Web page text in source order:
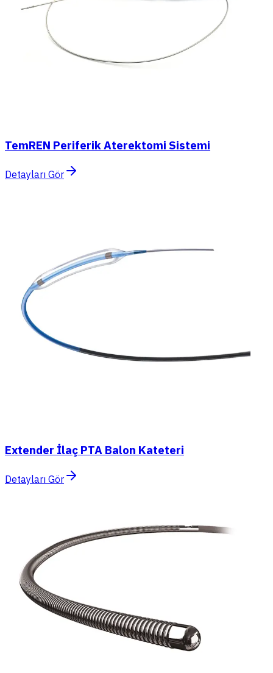
TemREN Periferik Aterektomi Sistemi
Detayları Gör
Extender İlaç PTA Balon Kateteri
Detayları Gör